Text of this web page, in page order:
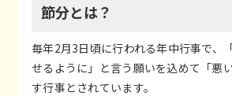
節分とは？
毎年2月3日頃に行われる年中行事で、
せるように」と言う願いを込めて「悪
す行事とされています。